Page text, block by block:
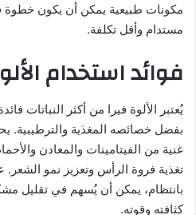
مكونات طبيعية يمكن أن يكون خطوة
مستدام وأقل تكلفة.
فوائد استخدام
يُعتبر الألوة فيرا من أكثر النباتات
بفضل خصائصه المغذية والترطيبية.
غنية من الفيتامينات والمعادن
تغذية فروة الرأس وتعزيز نمو الشعر.
بانتظام، يمكن أن يُسهم في تقليل
كثافته وقوته.